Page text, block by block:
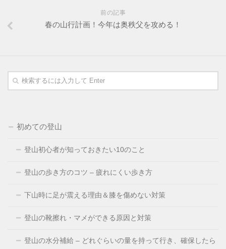
前の記事
春の山行計画！今年は奥秩父を攻める！
初めての登山
登山初心者が知っておきたい10のこと
登山の歩き方のコツ – 疲れにくい歩き方
下山時に足が震える理由＆膝を傷めない対策
登山の靴擦れ・マメができる原因と対策
登山の水分補給 – どれぐらいの量を持って行き、確保したら